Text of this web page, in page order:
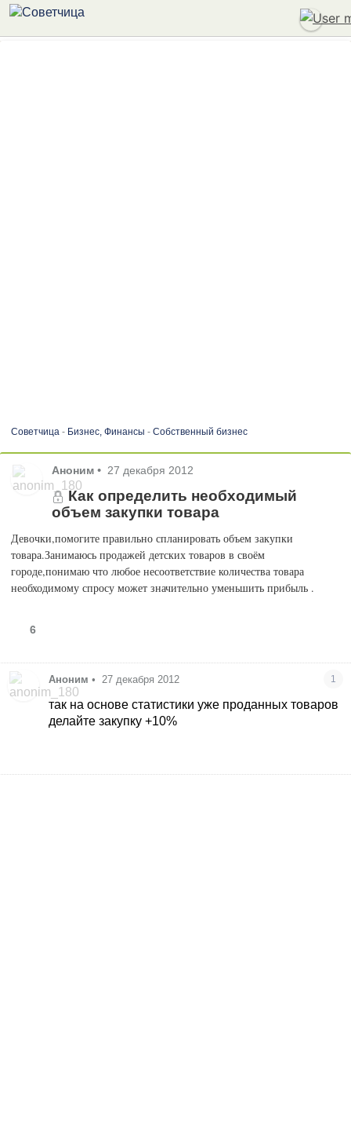
Советчица- Бизнес, Финансы - Собственный бизнес
Аноним • 27 декабря 2012
Как определить необходимый
объем закупки товара
Девочки,помогите правильно спланировать объем закупки
товара.Занимаюсь продажей детских товаров в своём
городе,понимаю что любое несоответствие количества товара
необходимому спросу может значительно уменьшить прибыль .
6
Аноним • 27 декабря 2012 1
так на основе статистики уже проданных товаров
делайте закупку +10%